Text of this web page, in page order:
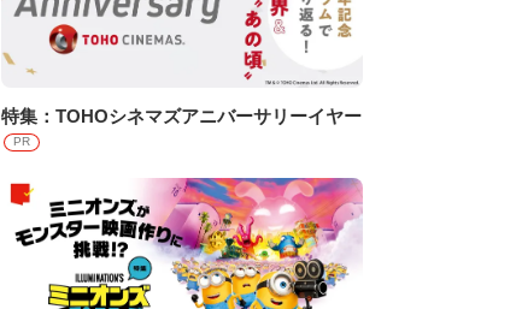
特集：TOHOシネマズアニバーサリーイヤー
PR